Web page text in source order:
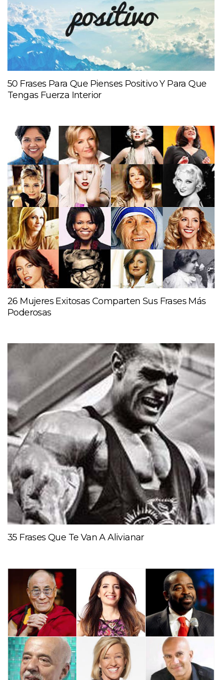
50 Frases Para Que Pienses Positivo Y Para Que
Tengas Fuerza Interior
26 Mujeres Exitosas Comparten Sus Frases Más
Poderosas
35 Frases Que Te Van A Alivianar